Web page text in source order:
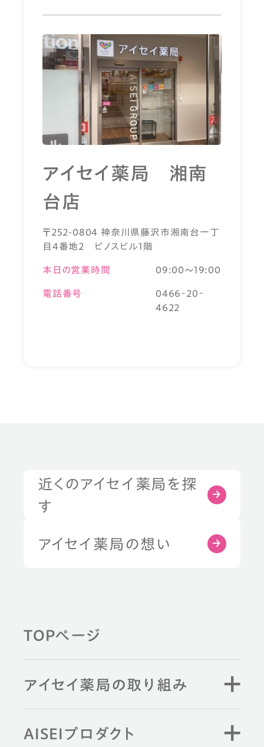
アイセイ薬局 湘南
台店
〒252-0804 神奈川県藤沢市湘南台一丁
目4番地2 ピノスビル1階
本日の営業時間 09:00～19:00
電話番号
0466‐20‐
4622
近くのアイセイ薬局を探
す
アイセイ薬局の想い
TOPページ
アイセイ薬局の取り組み
AISEIプロダクト